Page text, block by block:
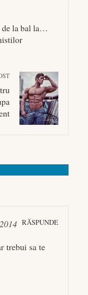
la bal la…
RĂSPUNDE
trebui sa te